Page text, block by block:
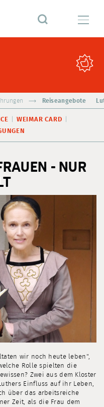
Reiseangebote
WEIMAR CARD
- NUR
wir noch heute leben",
Rolle spielten die
Zwei aus dem Kloster
Einfluss auf ihr Leben,
über das arbeitsreiche
Zeit, als die Frau dem